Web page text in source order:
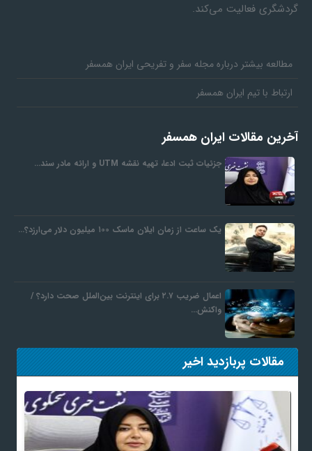
گردشگری فعالیت می‌کند.
مطالعه بیشتر درباره مجله سفر و تفریحی ایران همسفر
ارتباط با تیم ایران همسفر
آخرین مقالات ایران همسفر
جزئیات ثبت ادعا، تهیه نقشه UTM و ارائه مادر سند…
یک ساعت از زمان ایلان ماسک ۱۰۰ میلیون دلار می‌ارزد؟…
اعمال ضریب ۲.۷ برای اینترنت بین‌الملل صحت دارد؟ /
واکنش…
مقالات پربازدید اخیر